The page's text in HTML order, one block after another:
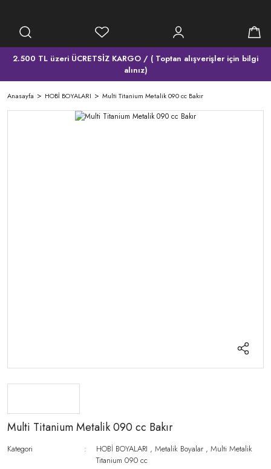
2.500 TL üzeri ÜCRETSİZ KARGO / ( Toptan alışverişler için bilgi
alınız)
Anasayfa HOBİ BOYALARI Multi Titanium Metalik 090 cc Bakır
Multi Titanium Metalik 090 cc Bakır
Kategori HOBİ BOYALARI ,Metalik Boyalar ,Multi Metalik
Titanium 090 cc